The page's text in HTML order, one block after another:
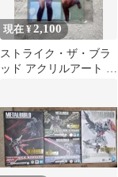
現在 ¥2,100
ストライク・ザ・ブラ
ッド アクリルアート 雪